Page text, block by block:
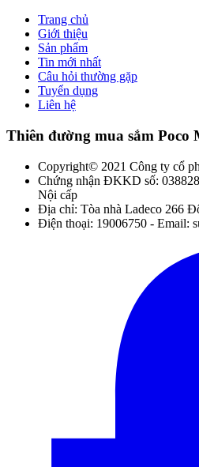
Trang chủ
Giới thiệu
Sản phẩm
Tin mới nhất
Câu hỏi thường gặp
Tuyển dụng
Liên hệ
Thiên đường mua sắm Poco
Copyright© 2021 Công ty cổ
Chứng nhận ĐKKD số:
Nội cấp
Địa chỉ: Tòa nhà Ladeco 266
Điện thoại: 19006750 - Email: